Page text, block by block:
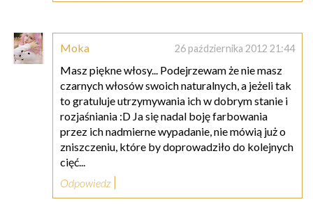
Moka 26 października 2012 21:44
Masz piękne włosy... Podejrzewam że nie masz
czarnych włosów swoich naturalnych, a jeżeli tak
to gratuluje utrzymywania ich w dobrym stanie i
rozjaśniania :D Ja się nadal boję farbowania
przez ich nadmierne wypadanie, nie mówią już o
zniszczeniu, które by doprowadziło do kolejnych
cięć...
Odpowiedz